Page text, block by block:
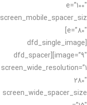
e=”100″
screen_mobile_spacer_siz
e=”80″]
[dfd_single_image
image=”9″][dfd_spacer
screen_wide_resolution=”1
280″
screen_wide_spacer_size